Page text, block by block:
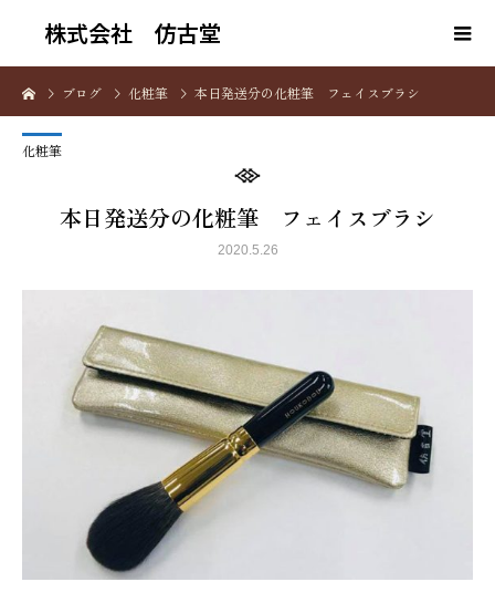
株式会社 仿古堂
ブログ 化粧筆 本日発送分の化粧筆 フェイスブラシ
化粧筆
本日発送分の化粧筆 フェイスブラシ
2020.5.26